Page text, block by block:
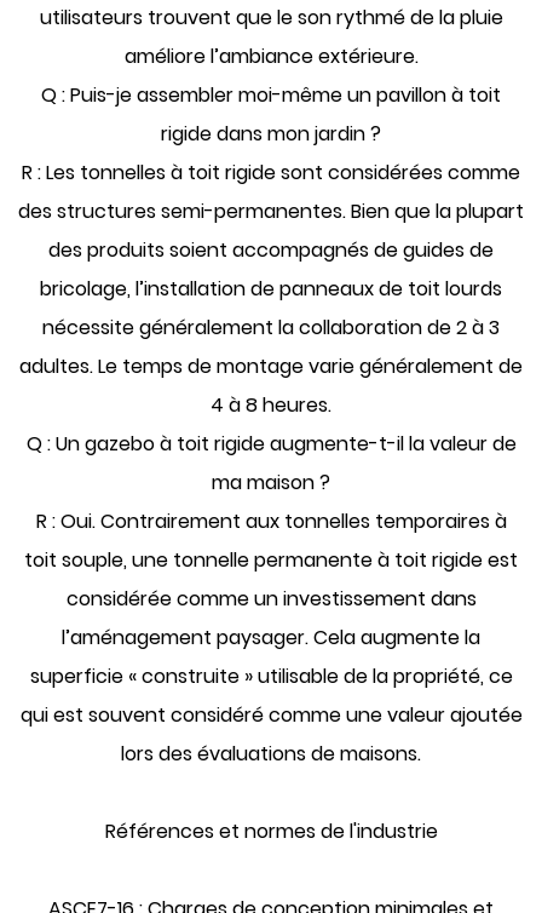
utilisateurs trouvent que le son rythmé de la pluie
améliore l’ambiance extérieure.
Q : Puis-je assembler moi-même un pavillon à toit
rigide dans mon jardin ?
R : Les tonnelles à toit rigide sont considérées comme
des structures semi-permanentes. Bien que la plupart
des produits soient accompagnés de guides de
bricolage, l’installation de panneaux de toit lourds
nécessite généralement la collaboration de 2 à 3
adultes. Le temps de montage varie généralement de
4 à 8 heures.
Q : Un gazebo à toit rigide augmente-t-il la valeur de
ma maison ?
R : Oui. Contrairement aux tonnelles temporaires à
toit souple, une tonnelle permanente à toit rigide est
considérée comme un investissement dans
l’aménagement paysager. Cela augmente la
superficie « construite » utilisable de la propriété, ce
qui est souvent considéré comme une valeur ajoutée
lors des évaluations de maisons.
Références et normes de l'industrie